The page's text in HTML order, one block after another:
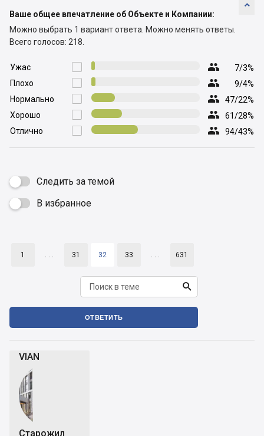

Ваше общее впечатление об Объекте и Компании:
Можно выбрать 1 вариант ответа. Можно менять ответы.
Всего голосов: 218.

Ужас  7/3%

Плохо  9/4%

Нормально  47/22%

Хорошо  61/28%

Отлично  94/43%
Следить за темой
 В избранное
1 . . . 31 32 33 . . . 631

ОТВЕТИТЬ
VIAN
Старожил